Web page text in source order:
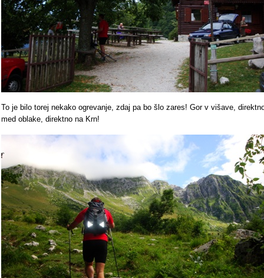
To je bilo torej nekako ogrevanje, zdaj pa bo šlo zares! Gor v višave,
med oblake, direktno na Krn!